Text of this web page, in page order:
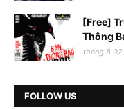
[Free]
Thông
tháng 8
FOLLOW US